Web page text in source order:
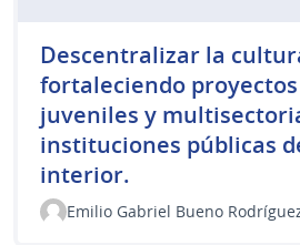
Descentralizar la
fortaleciendo proyectos
juveniles y
instituciones públicas
interior.
Emilio Gabriel Bueno